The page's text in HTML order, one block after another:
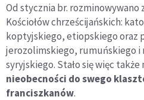
Od stycznia br. rozminowywano
Kościołów chrześcijańskich:
koptyjskiego, etiopskiego oraz
jerozolimskiego, rumuńskiego i
syryjskiego. Stało się więc
nieobecności do swego
franciszkanów.